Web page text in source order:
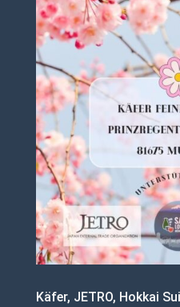
Käfer, JETRO, Hokkai